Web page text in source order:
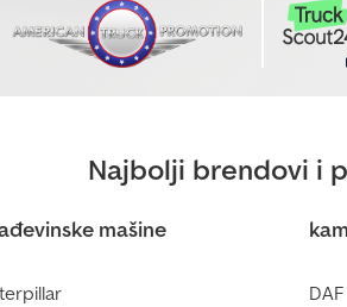
Najbolji brendovi i
mašine
DAF